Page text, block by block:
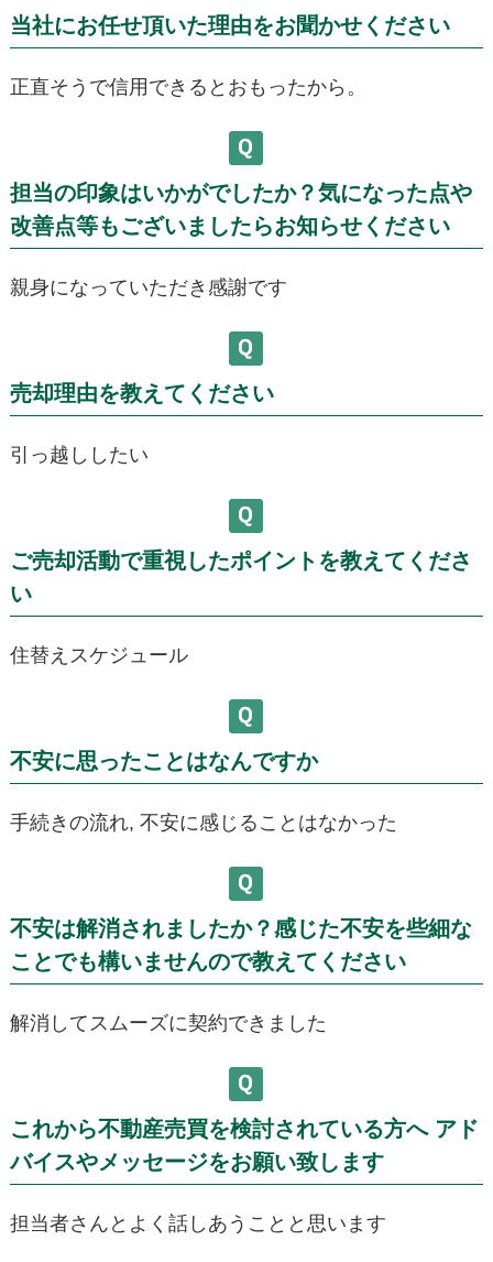
当社にお任せ頂いた理由をお聞かせください
正直そうで信用できるとおもったから。
担当の印象はいかがでしたか？気になった点や
改善点等もございましたらお知らせください
親身になっていただき感謝です
売却理由を教えてください
引っ越ししたい
ご売却活動で重視したポイントを教えてくださ
い
住替えスケジュール
不安に思ったことはなんですか
手続きの流れ, 不安に感じることはなかった
不安は解消されましたか？感じた不安を些細な
ことでも構いませんので教えてください
解消してスムーズに契約できました
これから不動産売買を検討されている方へ アド
バイスやメッセージをお願い致します
担当者さんとよく話しあうことと思います